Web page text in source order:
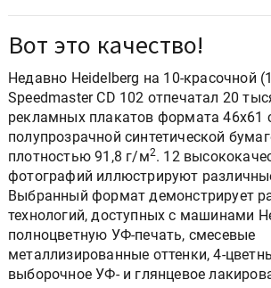
Вот это качество!
Недавно Heidelberg на 10-красочной
Speedmaster CD 102 отпечатал 20
рекламных плакатов формата 46x61
полупрозрачной синтетической
плотностью 91,8 г/м2. 12
фотографий иллюстрируют
Выбранный формат демонстрирует
технологий, доступных с машинами
полноцветную УФ-печать, смесевые
металлизированные оттенки, 4-
выборочное УФ- и глянцевое